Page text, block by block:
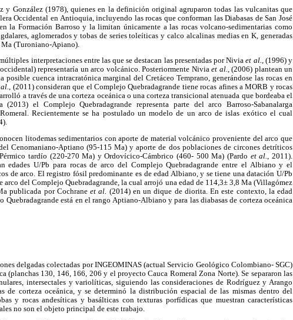
y González (1978), quienes en la definición original agruparon todas las vulcanitas que
Occidental en Antioquia, incluyendo las rocas que conforman las Diabasas de San José
la Formación Barroso y la limitan únicamente a las rocas volcano-sedimentarias como
aglomerados y tobas de series toleíticas y calco alcalinas medias en K, generadas
Ma (Turoniano-Apiano).
interpretaciones entre las que se destacan las presentadas por Niviaet al., (1996) y
representaría un arco volcánico. Posteriormente Niviaet al., (2006) plantean un
posible cuenca intracratónica marginal del Cretáceo Temprano, generándose las rocas en
, (2011) consideran que el Complejo Quebradagrande tiene rocas afines a MORB y rocas
a través de una corteza oceánica o una corteza transicional atenuada que bordeaba el
el Complejo Quebradagrande representa parte del arco Barroso-Sabanalarga
Recientemente se ha postulado un modelo de un arco de islas exótico el cual
litodemas sedimentarios con aporte de material volcánico proveniente del arco que
Cenomaniano-Aptiano (95-115 Ma) y aporte de dos poblaciones de circones detríticos
tardío (220-270 Ma) y Ordovícico-Cámbrico (460- 500 Ma) (Pardo et al., 2011).
edades U/Pb para rocas de arco del Complejo Quebradagrande entre el Albiano y el
de arco. El registro fósil predominante es de edad Albiano, y se tiene una datación U/Pb
arco del Complejo Quebradagrande, la cual arrojó una edad de 114,3± 3,8 Ma (Villagómez
publicada por Cochraneet al. (2014) en un dique de diorita. En este contexto, la edad
está en el rango Aptiano-Albiano y para las diabasas de corteza oceánica
delgadas colectadas por INGEOMINAS (actual Servicio Geológico Colombiano- SGC)
(planchas 130, 146, 166, 206 y el proyecto Cauca Romeral Zona Norte). Se separaron las
intersectales y variolíticas, siguiendo las consideraciones de Rodríguez y Arango
de corteza oceánica, y se determinó la distribución espacial de las mismas dentro del
y rocas andesíticas y basálticas con texturas porfídicas que muestran características
no son el objeto principal de este trabajo.